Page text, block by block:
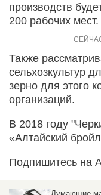
производств
200 рабочих мест.
Также
сельхозкультур
зерно для этого
организаций.
В 2018 году
«Алтайский
Подпишитесь на